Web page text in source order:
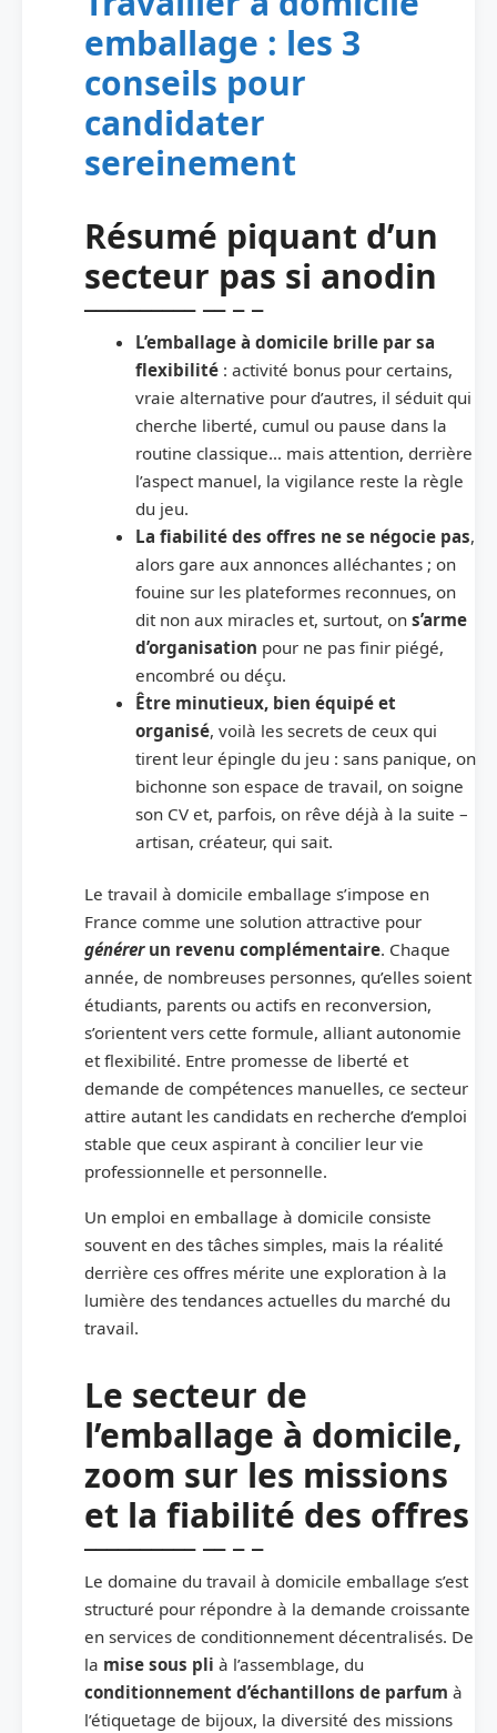
emballage : les 3
conseils pour
candidater
sereinement
Résumé piquant d’un
secteur pas si anodin
L’emballage à domicile brille par sa
flexibilité: activité bonus pour certains,
vraie alternative pour d’autres, il séduit qui
cherche liberté, cumul ou pause dans la
routine classique… mais attention, derrière
l’aspect manuel, la vigilance reste la règle
du jeu.
La fiabilité des offres ne se négocie pas,
alors gare aux annonces alléchantes ; on
fouine sur les plateformes reconnues, on
dit non aux miracles et, surtout, on s’arme
d’organisation pour ne pas finir piégé,
encombré ou déçu.
Être minutieux, bien équipé et
organisé, voilà les secrets de ceux qui
tirent leur épingle du jeu : sans panique, on
bichonne son espace de travail, on soigne
son CV et, parfois, on rêve déjà à la suite –
artisan, créateur, qui sait.
Le travail à domicile emballage s’impose en
France comme une solution attractive pour
générerun revenu complémentaire. Chaque
année, de nombreuses personnes, qu’elles soient
étudiants, parents ou actifs en reconversion,
s’orientent vers cette formule, alliant autonomie
et flexibilité. Entre promesse de liberté et
demande de compétences manuelles, ce secteur
attire autant les candidats en recherche d’emploi
stable que ceux aspirant à concilier leur vie
professionnelle et personnelle.
Un emploi en emballage à domicile consiste
souvent en des tâches simples, mais la réalité
derrière ces offres mérite une exploration à la
lumière des tendances actuelles du marché du
travail.
Le secteur de
l’emballage à domicile,
zoom sur les missions
et la fiabilité des offres
Le domaine du travail à domicile emballage s’est
structuré pour répondre à la demande croissante
en services de conditionnement décentralisés. De
la mise sous pli à l’assemblage, du
conditionnement d’échantillons de parfum à
l’étiquetage de bijoux, la diversité des missions